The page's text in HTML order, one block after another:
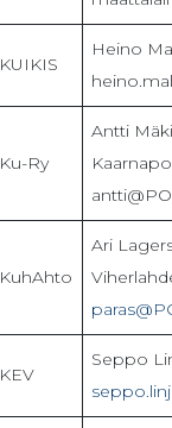
KUIKIS
Heino
Ku-Ry
Antti
KuhAhto
Ari
KEV
Seppo